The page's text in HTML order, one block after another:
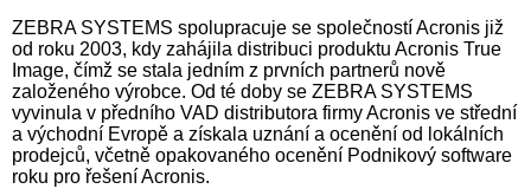
ZEBRA SYSTEMS spolupracuje se společností Acronis již
od roku 2003, kdy zahájila distribuci produktu Acronis True
Image, čímž se stala jedním z prvních partnerů nově
založeného výrobce. Od té doby se ZEBRA SYSTEMS
vyvinula v předního VAD distributora firmy Acronis ve střední
a východní Evropě a získala uznání a ocenění od lokálních
prodejců, včetně opakovaného ocenění Podnikový software
roku pro řešení Acronis.